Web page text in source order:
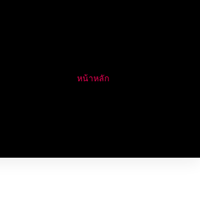
หน้าหลัก